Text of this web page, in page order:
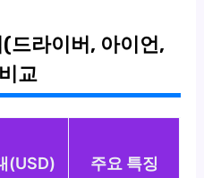
드라이버, 아이언,
교
(USD) 주요 특징